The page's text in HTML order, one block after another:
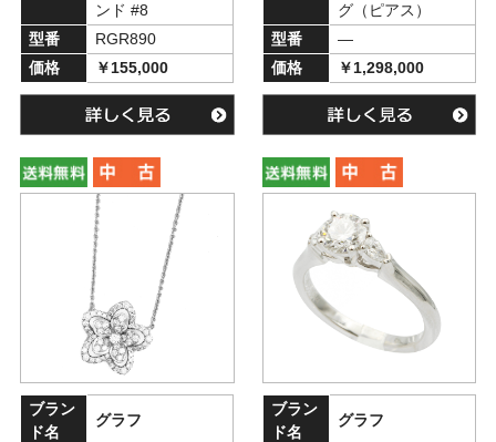
ンド #8
型番
RGR890
価格
￥155,000
グ（ピアス）
型番
―
価格
￥1,298,000
ブラン
ド名
グラフ
ブラン
ド名
グラフ